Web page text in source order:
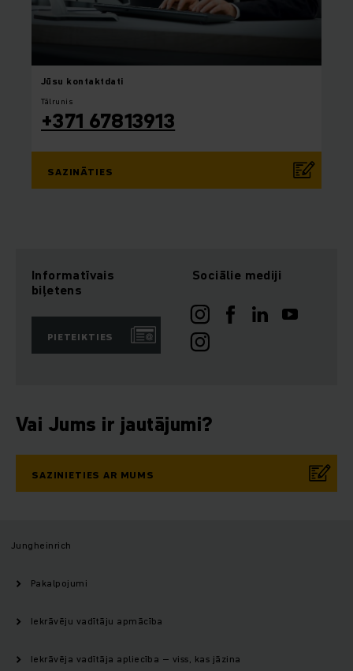
Jūsu kontaktdati
Tālrunis
+371 67813913
SAZINĀTIES
Informatīvais
biļetens
PIETEIKTIES
Sociālie mediji
Vai Jums ir jautājumi?
SAZINIETIES AR MUMS
Jungheinrich
Pakalpojumi
Iekrāvēju vadītāju apmācība
Iekrāvēja vadītāja apliecība – viss, kas jāzina